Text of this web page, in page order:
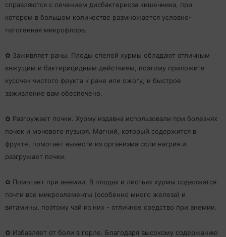
справляются с лечением дисбактериоза кишечника, при
котором в большом количестве размножается условно-
патогенная микрофлора.
✿ Заживляет раны. Плоды спелой хурмы обладают отличным
вяжущим и бактерицидным действием, поэтому приложите
кусочек чистого фрукта к ране или ожогу, и быстрое
заживление вам обеспечено.
✿ Разгружает почки. Хурму издавна использовали при болезнях
почек и мочевого пузыря. Магний, который содержится в
фрукте, помогает вывести из организма соли натрия и
разгружает почки.
✿ Помогает при анемии. В плодах и листьях хурмы содержатся
почти все микроэлементы (особенно много железа) и
витамины, поэтому чай из них - отличное средство при анемии.
✿ Избавляет от боли в горле. Благодаря высокому содержанию